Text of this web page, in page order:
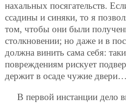
нахальных посягательств.
ссадины и синяки, то я
том, чтобы они были
столкновении; но даже и в
должна винить сама себя:
повреждениям рискует
держит в осаде чужие
В первой инстанции дело